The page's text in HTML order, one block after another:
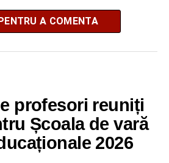
A COMENTA
profesori reuniți
Școala de vară
2026